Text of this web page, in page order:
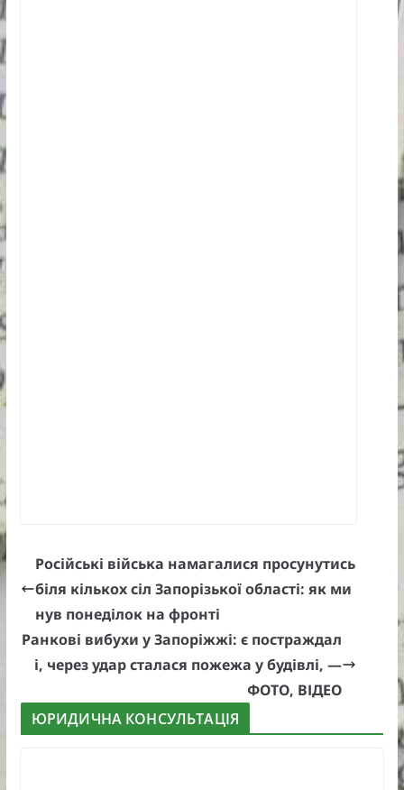
Російські війська намагалися просунутись
біля кількох сіл Запорізької області: як ми
нув понеділок на фронті
Ранкові вибухи у Запоріжжі: є постраждал
і, через удар сталася пожежа у будівлі, —
ФОТО, ВІДЕО
ЮРИДИЧНА КОНСУЛЬТАЦІЯ